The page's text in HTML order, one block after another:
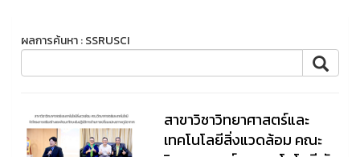
ผลการค้นหา : SSRUSCI
สาขาวิชาวิทยาศาสตร์และ
เทคโนโลยีสิ่งแวดล้อม คณะ